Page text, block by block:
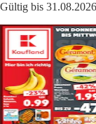
Gültig bis 31.08.2026